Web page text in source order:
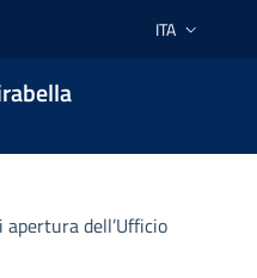
Lingua attiva:
ITA
dell’Ufficio